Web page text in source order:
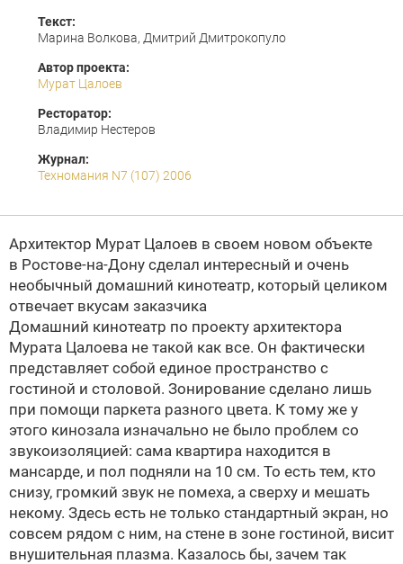
Текст:
Марина Волкова, Дмитрий Дмитрокопуло
Автор проекта:
Мурат Цалоев
Ресторатор:
Владимир Нестеров
Журнал:
Техномания N7 (107) 2006
Архитектор Мурат Цалоев в своем новом объекте
в Ростове-на-Дону сделал интересный и очень
необычный домашний кинотеатр, который целиком
отвечает вкусам заказчика
Домашний кинотеатр по проекту архитектора
Мурата Цалоева не такой как все. Он фактически
представляет собой единое пространство с
гостиной и столовой. Зонирование сделано лишь
при помощи паркета разного цвета. К тому же у
этого кинозала изначально не было проблем со
звукоизоляцией: сама квартира находится в
мансарде, и пол подняли на 10 см. То есть тем, кто
снизу, громкий звук не помеха, а сверху и мешать
некому. Здесь есть не только стандартный экран, но
совсем рядом с ним, на стене в зоне гостиной, висит
внушительная плазма. Казалось бы, зачем так